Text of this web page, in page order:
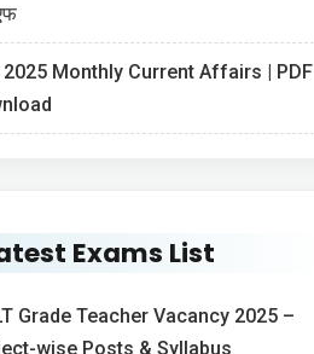
2025 Monthly Current Affairs | PDF
Exams List
Grade Teacher Vacancy 2025 –
wise Posts & Syllabus